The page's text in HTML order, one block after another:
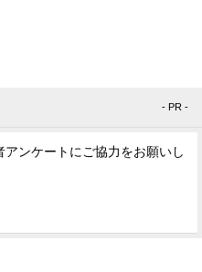
- PR -
アンケートにご協力をお願いし